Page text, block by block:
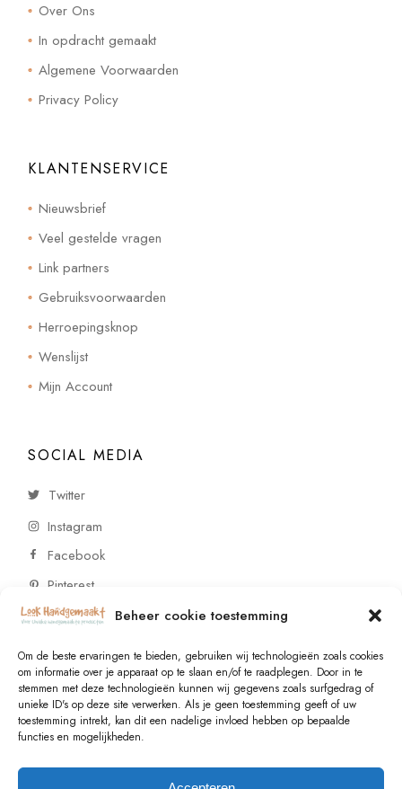
Beheer cookie toestemming
Om de beste ervaringen te bieden, gebruiken wij technologieën zoals cookies
om informatie over je apparaat op te slaan en/of te raadplegen. Door in te
stemmen met deze technologieën kunnen wij gegevens zoals surfgedrag of
unieke ID's op deze site verwerken. Als je geen toestemming geeft of uw
toestemming intrekt, kan dit een nadelige invloed hebben op bepaalde
functies en mogelijkheden.
Over Ons
In opdracht gemaakt
Algemene Voorwaarden
Privacy Policy
KLANTENSERVICE
Nieuwsbrief
Veel gestelde vragen
Link partners
Gebruiksvoorwaarden
Herroepingsknop
Wenslijst
Mijn Account
SOCIAL MEDIA
Twitter
Instagram
Facebook
Pinterest
CONTACT
Vragen of wensen? Neem contact op!
+31 (0)6 229 021 29